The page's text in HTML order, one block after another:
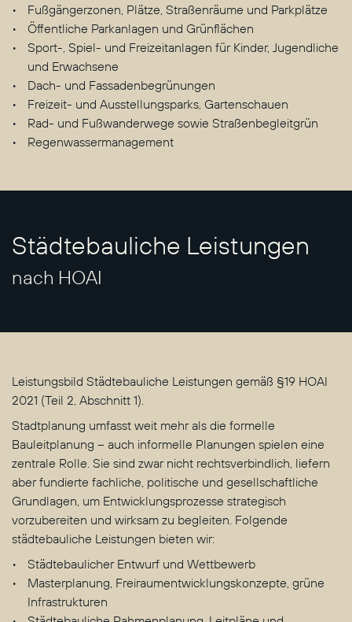
Fußgängerzonen, Plätze, Straßenräume und Parkplätze
Öffentliche Parkanlagen und Grünflächen
Sport-, Spiel- und Freizeitanlagen für Kinder, Jugendliche
und Erwachsene
Dach- und Fassadenbegrünungen
Freizeit- und Ausstellungsparks, Gartenschauen
Rad- und Fußwanderwege sowie Straßenbegleitgrün
Regenwassermanagement
Städtebauliche Leistungen
nach HOAI
Leistungsbild Städtebauliche Leistungen gemäß §19 HOAI
2021 (Teil 2, Abschnitt 1).
Stadtplanung umfasst weit mehr als die formelle
Bauleitplanung – auch informelle Planungen spielen eine
zentrale Rolle. Sie sind zwar nicht rechtsverbindlich, liefern
aber fundierte fachliche, politische und gesellschaftliche
Grundlagen, um Entwicklungsprozesse strategisch
vorzubereiten und wirksam zu begleiten. Folgende
städtebauliche Leistungen bieten wir:
Städtebaulicher Entwurf und Wettbewerb
Masterplanung, Freiraumentwicklungskonzepte, grüne
Infrastrukturen